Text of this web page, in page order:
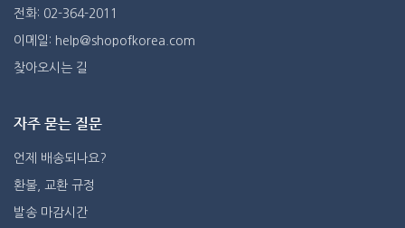
전화: 02-364-2011
이메일: help@shopofkorea.com
찾아오시는 길
자주 묻는 질문
언제 배송되나요?
환불, 교환 규정
발송 마감시간